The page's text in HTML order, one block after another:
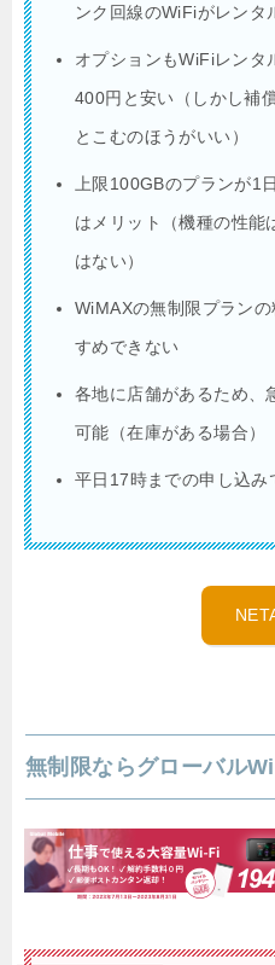
ンク回線のWiFiがレンタ
オプションもWiFiレンタ
400円と安い（しかし補
とこむのほうがいい）
上限100GBのプランが1
はメリット（機種の性能
はない）
WiMAXの無制限プラン
すめできない
各地に店舗があるため、
可能（在庫がある場合）
平日17時までの申し込
無制限ならグローバル